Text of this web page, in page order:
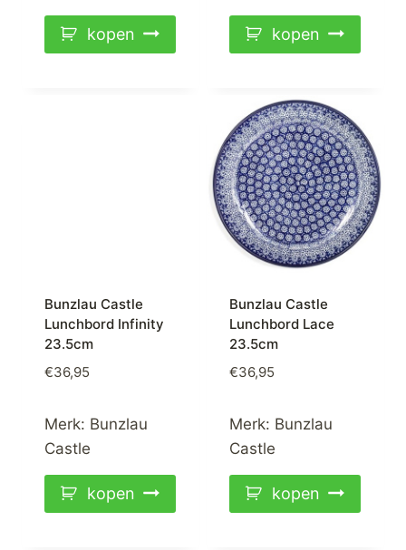
kopen kopen
Bunzlau Castle
Lunchbord Infinity
23.5cm
€36,95
Merk: Bunzlau
Castle
kopen
Bunzlau Castle
Lunchbord Lace
23.5cm
€36,95
Merk: Bunzlau
Castle
kopen